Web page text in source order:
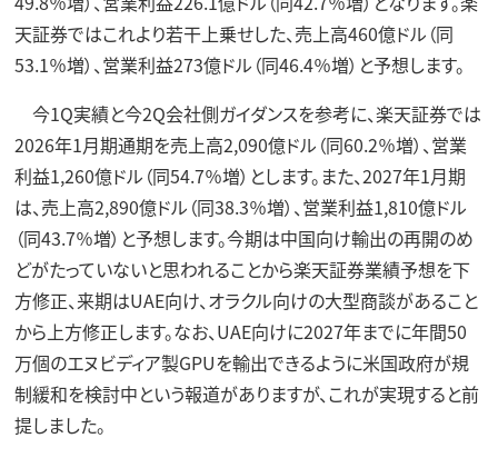
天証券ではこれより若干上乗せした、売上高460億ドル（同
53.1％増）、営業利益273億ドル（同46.4％増）と予想します。
今1Q実績と今2Q会社側ガイダンスを参考に、楽天証券では
2026年1月期通期を売上高2,090億ドル（同60.2％増）、営業
利益1,260億ドル（同54.7％増）とします。また、2027年1月期
は、売上高2,890億ドル（同38.3％増）、営業利益1,810億ドル
（同43.7％増）と予想します。今期は中国向け輸出の再開のめ
どがたっていないと思われることから楽天証券業績予想を下
方修正、来期はUAE向け、オラクル向けの大型商談があること
から上方修正します。なお、UAE向けに2027年までに年間50
万個のエヌビディア製GPUを輸出できるように米国政府が規
制緩和を検討中という報道がありますが、これが実現すると前
提しました。